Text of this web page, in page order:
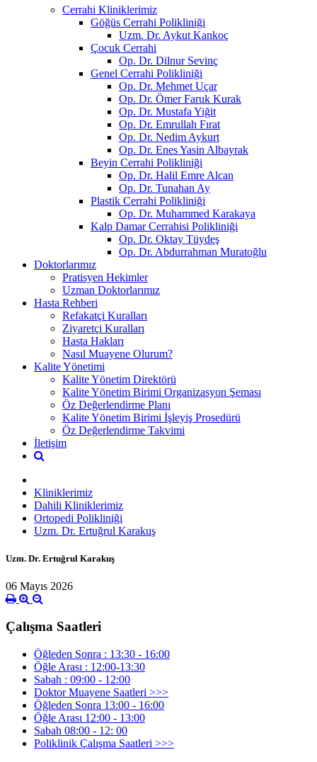
Cerrahi Kliniklerimiz
Göğüs Cerrahi Polikliniği
Uzm. Dr. Aykut Kankoç
Çocuk Cerrahi
Op. Dr. Dilnur Sevinç
Genel Cerrahi Polikliniği
Op. Dr. Mehmet Uçar
Op. Dr. Ömer Faruk Kurak
Op. Dr. Mustafa Yiğit
Op. Dr. Emrullah Fırat
Op. Dr. Nedim Aykurt
Op. Dr. Enes Yasin Albayrak
Beyin Cerrahi Polikliniği
Op. Dr. Halil Emre Alcan
Op. Dr. Tunahan Ay
Plastik Cerrahi Polikliniği
Op. Dr. Muhammed Karakaya
Kalp Damar Cerrahisi Polikliniği
Op. Dr. Oktay Tüydeş
Op. Dr. Abdurrahman Muratoğlu
Doktorlarımız
Pratisyen Hekimler
Uzman Doktorlarımız
Hasta Rehberi
Refakatçi Kuralları
Ziyaretçi Kuralları
Hasta Hakları
Nasıl Muayene Olurum?
Kalite Yönetimi
Kalite Yönetim Direktörü
Kalite Yönetim Birimi Organizasyon Şeması
Öz Değerlendirme Planı
Kalite Yönetim Birimi İşleyiş Prosedürü
Öz Değerlendirme Takvimi
İletişim
Kliniklerimiz
Dahili Kliniklerimiz
Ortopedi Polikliniği
Uzm. Dr. Ertuğrul Karakuş
Uzm. Dr. Ertuğrul Karakuş
06 Mayıs 2026
Çalışma Saatleri
Öğleden Sonra : 13:30 - 16:00
Öğle Arası : 12:00-13:30
Sabah : 09:00 - 12:00
Doktor Muayene Saatleri >>>
Öğleden Sonra 13:00 - 16:00
Öğle Arası 12:00 - 13:00
Sabah 08:00 - 12: 00
Poliklinik Çalışma Saatleri >>>